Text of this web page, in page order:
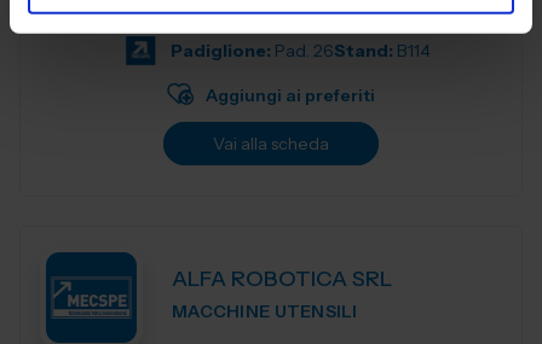
Padiglione: Pad. 26Stand: B114
Aggiungi ai preferiti
Vai alla scheda
ALFA ROBOTICA SRL
MACCHINE UTENSILI